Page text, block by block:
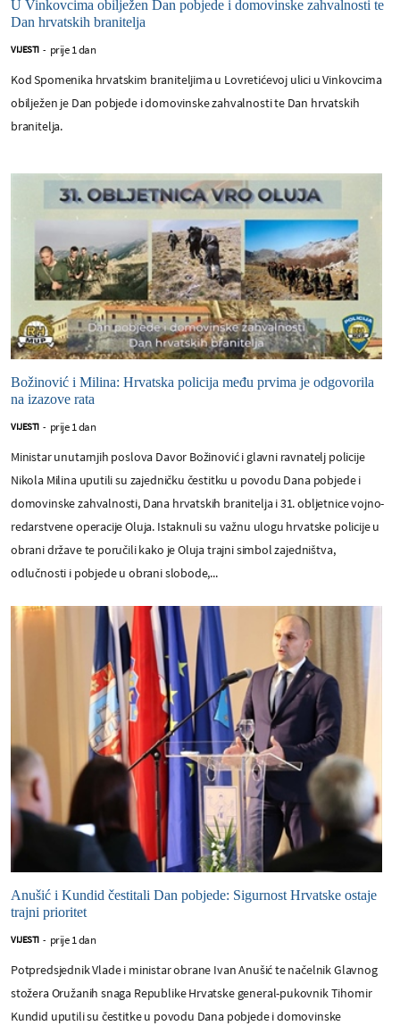
U Vinkovcima obilježen Dan pobjede i domovinske zahvalnosti te
Dan hrvatskih branitelja
VIJESTI - prije 1 dan
Kod Spomenika hrvatskim braniteljima u Lovretićevoj ulici u Vinkovcima
obilježen je Dan pobjede i domovinske zahvalnosti te Dan hrvatskih
branitelja.
Božinović i Milina: Hrvatska policija među prvima je odgovorila
na izazove rata
VIJESTI - prije 1 dan
Ministar unutarnjih poslova Davor Božinović i glavni ravnatelj policije
Nikola Milina uputili su zajedničku čestitku u povodu Dana pobjede i
domovinske zahvalnosti, Dana hrvatskih branitelja i 31. obljetnice vojno-
redarstvene operacije Oluja. Istaknuli su važnu ulogu hrvatske policije u
obrani države te poručili kako je Oluja trajni simbol zajedništva,
odlučnosti i pobjede u obrani slobode,...
Anušić i Kundid čestitali Dan pobjede: Sigurnost Hrvatske ostaje
trajni prioritet
VIJESTI - prije 1 dan
Potpredsjednik Vlade i ministar obrane Ivan Anušić te načelnik Glavnog
stožera Oružanih snaga Republike Hrvatske general-pukovnik Tihomir
Kundid uputili su čestitke u povodu Dana pobjede i domovinske